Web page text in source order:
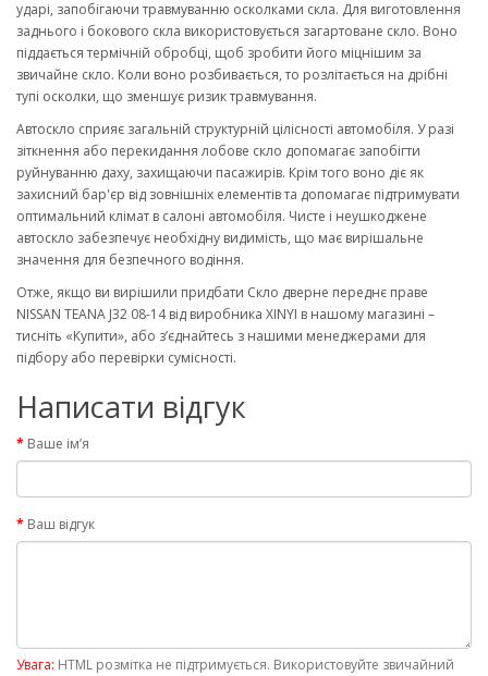
ударі, запобігаючи травмуванню осколками скла. Для виготовлення
заднього і бокового скла використовується загартоване скло. Воно
піддається термічній обробці, щоб зробити його міцнішим за
звичайне скло. Коли воно розбивається, то розлітається на дрібні
тупі осколки, що зменшує ризик травмування.
Автоскло сприяє загальній структурній цілісності автомобіля. У разі
зіткнення або перекидання лобове скло допомагає запобігти
руйнуванню даху, захищаючи пасажирів. Крім того воно діє як
захисний бар'єр від зовнішніх елементів та допомагає підтримувати
оптимальний клімат в салоні автомобіля. Чисте і неушкоджене
автоскло забезпечує необхідну видимість, що має вирішальне
значення для безпечного водіння.
Отже, якщо ви вирішили придбати Скло дверне переднє праве
NISSAN TEANA J32 08-14 від виробника XINYI в нашому магазині –
тисніть «Купити», або з’єднайтесь з нашими менеджерами для
підбору або перевірки сумісності.
Написати відгук
Ваше ім’я
Ваш відгук
Увага: HTML розмітка не підтримується. Використовуйте звичайний